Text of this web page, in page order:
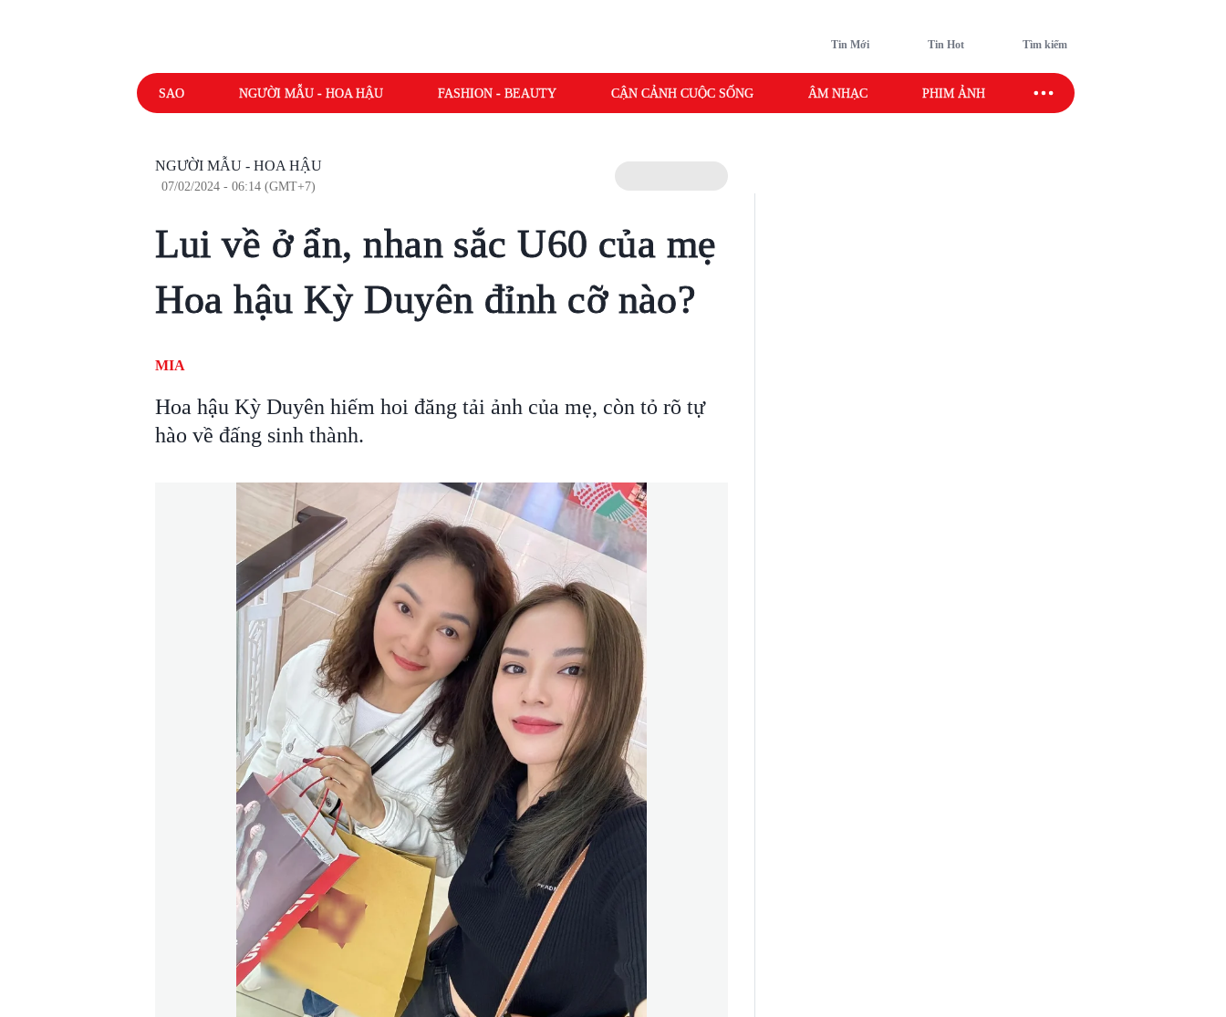
Tin Mới Tin Hot Tìm kiếm
SAO NGƯỜI MẪU - HOA HẬU FASHION - BEAUTY CẬN CẢNH CUỘC SỐNG ÂM NHẠC PHIM ẢNH SAO SPORT
NGƯỜI MẪU - HOA HẬU
07/02/2024 - 06:14 (GMT+7)
Lui về ở ẩn, nhan sắc U60 của mẹ
Hoa hậu Kỳ Duyên đỉnh cỡ nào?
MIA
Hoa hậu Kỳ Duyên hiếm hoi đăng tải ảnh của mẹ, còn tỏ rõ tự
hào về đấng sinh thành.